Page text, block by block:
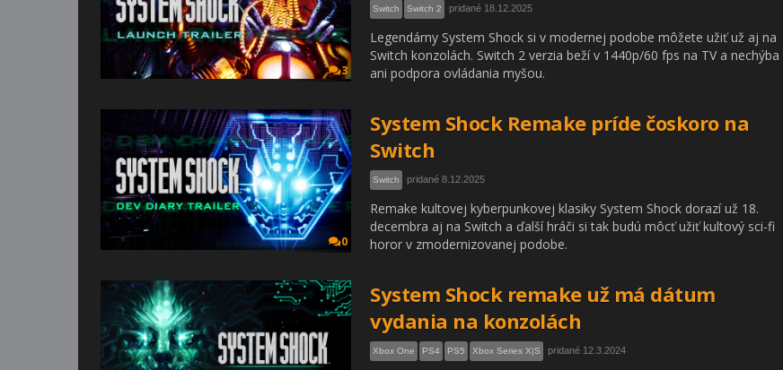
3
Switch Switch 2 pridané 18.12.2025
Legendárny System Shock si v modernej podobe môžete užiť už aj na
Switch konzolách. Switch 2 verzia beží v 1440p/60 fps na TV a nechýba
ani podpora ovládania myšou.
0
System Shock Remake príde čoskoro na
Switch
Switch pridané 8.12.2025
Remake kultovej kyberpunkovej klasiky System Shock dorazí už 18.
decembra aj na Switch a ďalší hráči si tak budú môcť užiť kultový sci-fi
horor v zmodernizovanej podobe.
System Shock remake už má dátum
vydania na konzolách
Xbox One PS4 PS5 Xbox Series X|S pridané 12.3.2024